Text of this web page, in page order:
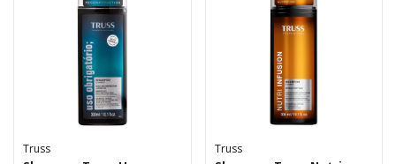
Truss Truss